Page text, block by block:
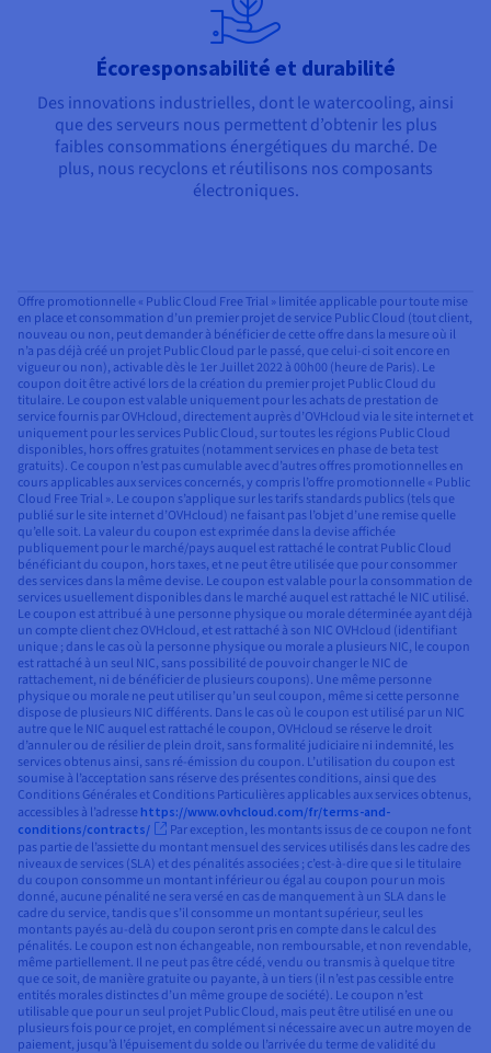
Écoresponsabilité et durabilité
Des innovations industrielles, dont le watercooling, ainsi
que des serveurs nous permettent d’obtenir les plus
faibles consommations énergétiques du marché. De
plus, nous recyclons et réutilisons nos composants
électroniques.
Offre promotionnelle « Public Cloud Free Trial » limitée applicable pour toute mise
en place et consommation d’un premier projet de service Public Cloud (tout client,
nouveau ou non, peut demander à bénéficier de cette offre dans la mesure où il
n’a pas déjà créé un projet Public Cloud par le passé, que celui-ci soit encore en
vigueur ou non), activable dès le 1er Juillet 2022 à 00h00 (heure de Paris). Le
coupon doit être activé lors de la création du premier projet Public Cloud du
titulaire. Le coupon est valable uniquement pour les achats de prestation de
service fournis par OVHcloud, directement auprès d’OVHcloud via le site internet et
uniquement pour les services Public Cloud, sur toutes les régions Public Cloud
disponibles, hors offres gratuites (notamment services en phase de beta test
gratuits). Ce coupon n’est pas cumulable avec d’autres offres promotionnelles en
cours applicables aux services concernés, y compris l’offre promotionnelle « Public
Cloud Free Trial ». Le coupon s’applique sur les tarifs standards publics (tels que
publié sur le site internet d’OVHcloud) ne faisant pas l’objet d’une remise quelle
qu’elle soit. La valeur du coupon est exprimée dans la devise affichée
publiquement pour le marché/pays auquel est rattaché le contrat Public Cloud
bénéficiant du coupon, hors taxes, et ne peut être utilisée que pour consommer
des services dans la même devise. Le coupon est valable pour la consommation de
services usuellement disponibles dans le marché auquel est rattaché le NIC utilisé.
Le coupon est attribué à une personne physique ou morale déterminée ayant déjà
un compte client chez OVHcloud, et est rattaché à son NIC OVHcloud (identifiant
unique ; dans le cas où la personne physique ou morale a plusieurs NIC, le coupon
est rattaché à un seul NIC, sans possibilité de pouvoir changer le NIC de
rattachement, ni de bénéficier de plusieurs coupons). Une même personne
physique ou morale ne peut utiliser qu’un seul coupon, même si cette personne
dispose de plusieurs NIC différents. Dans le cas où le coupon est utilisé par un NIC
autre que le NIC auquel est rattaché le coupon, OVHcloud se réserve le droit
d’annuler ou de résilier de plein droit, sans formalité judiciaire ni indemnité, les
services obtenus ainsi, sans ré-émission du coupon. L’utilisation du coupon est
soumise à l’acceptation sans réserve des présentes conditions, ainsi que des
Conditions Générales et Conditions Particulières applicables aux services obtenus,
accessibles à l’adresse https://www.ovhcloud.com/fr/terms-and-
conditions/contracts/
Par exception, les montants issus de ce coupon ne font
pas partie de l’assiette du montant mensuel des services utilisés dans les cadre des
niveaux de services (SLA) et des pénalités associées ; c’est-à-dire que si le titulaire
du coupon consomme un montant inférieur ou égal au coupon pour un mois
donné, aucune pénalité ne sera versé en cas de manquement à un SLA dans le
cadre du service, tandis que s’il consomme un montant supérieur, seul les
montants payés au-delà du coupon seront pris en compte dans le calcul des
pénalités. Le coupon est non échangeable, non remboursable, et non revendable,
même partiellement. Il ne peut pas être cédé, vendu ou transmis à quelque titre
que ce soit, de manière gratuite ou payante, à un tiers (il n’est pas cessible entre
entités morales distinctes d’un même groupe de société). Le coupon n’est
utilisable que pour un seul projet Public Cloud, mais peut être utilisé en une ou
plusieurs fois pour ce projet, en complément si nécessaire avec un autre moyen de
paiement, jusqu’à l’épuisement du solde ou l’arrivée du terme de validité du